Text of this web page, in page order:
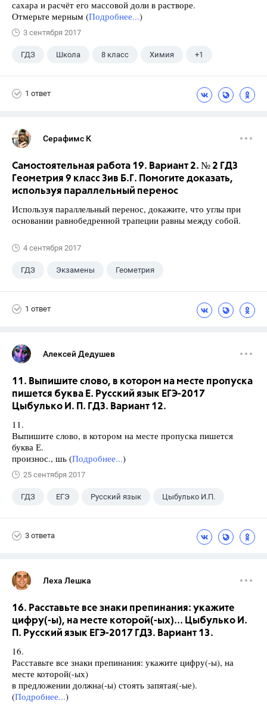
сахара и расчёт его массовой доли в растворе.
Отмерьте мерным (Подробнее...)
3 сентября 2017
ГДЗ Школа 8 класс Химия +1
1 ответ
Серафимс К
Самостоятельная работа 19. Вариант 2. № 2 ГДЗ
Геометрия 9 класс Зив Б.Г. Помогите доказать,
используя параллельный перенос
Используя параллельный перенос, докажите, что углы при
основании равнобедренной трапеции равны между собой.
4 сентября 2017
ГДЗ Экзамены Геометрия
1 ответ
Алексей Дедушев
11. Выпишите слово, в котором на месте пропуска
пишется буква Е. Русский язык ЕГЭ-2017
Цыбулько И. П. ГДЗ. Вариант 12.
11.
Выпишите слово, в котором на месте пропуска пишется
буква Е.
произнос., шь (Подробнее...)
25 сентября 2017
ГДЗ ЕГЭ Русский язык Цыбулько И.П.
3 ответа
Леха Лешка
16. Расставьте все знаки препинания: укажите
цифру(-ы), на месте которой(-ых)... Цыбулько И.
П. Русский язык ЕГЭ-2017 ГДЗ. Вариант 13.
16.
Расставьте все знаки препинания: укажите цифру(-ы), на
месте которой(-ых)
в предложении должна(-ы) стоять запятая(-ые).
(Подробнее...)